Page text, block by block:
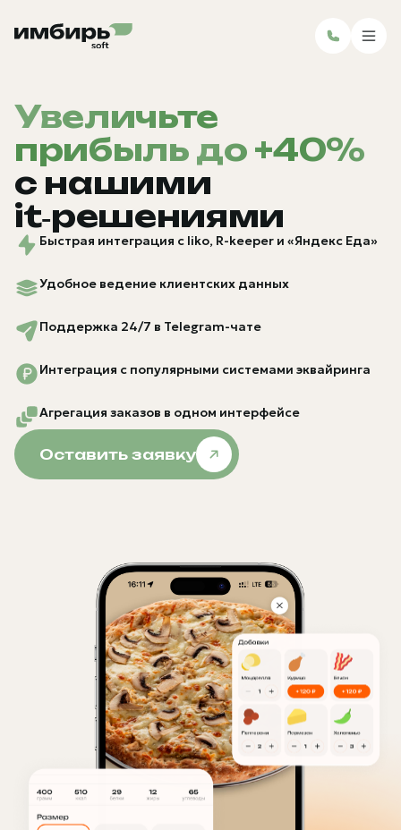
Увеличьте
прибыль до +40%
с нашими
it‑решениями
Быстрая интеграция с Iiko, R-keeper и «Яндекс Еда»
Удобное ведение клиентских данных
Поддержка 24/7 в Telegram-чате
Интеграция с популярными системами эквайринга
Агрегация заказов в одном интерфейсе
Оставить заявку